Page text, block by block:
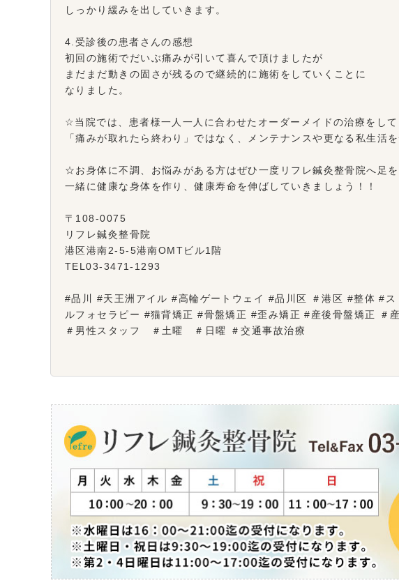
しっかり緩みを出していきます。
4.受診後の患者さんの感想
初回の施術でだいぶ痛みが引いて喜んで頂けましたが
まだまだ動きの固さが残るので継続的に施術をしていくことに
なりました。
☆当院では、患者様一人一人に合わせたオーダーメイドの治療をして
「痛みが取れたら終わり」ではなく、メンテナンスや更なる私生活
☆お身体に不調、お悩みがある方はぜひ一度リフレ鍼灸整骨院へ足を
一緒に健康な身体を作り、健康寿命を伸ばしていきましょう！！
〒108-0075
リフレ鍼灸整骨院
港区港南2-5-5港南OMTビル1階
TEL03-3471-1293
#品川 #天王洲アイル #高輪ゲートウェイ #品川区 ＃港区 #整体 #
ルフォセラピー #猫背矯正 #骨盤矯正 #歪み矯正 #産後骨盤矯正
＃男性スタッフ ＃土曜 ＃日曜 ＃交通事故治療